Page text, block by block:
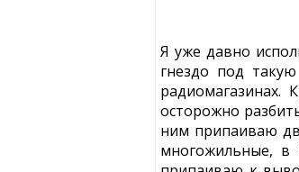
Я уже давно
гнездо под
осторожно
ним припаиваю
многожильные, в